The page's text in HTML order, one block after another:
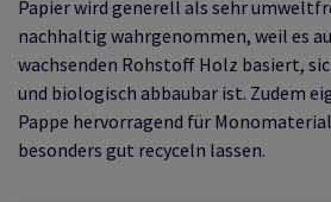
Papier wird generell als sehr
nachhaltig wahrgenommen, weil es
wachsenden Rohstoff Holz basiert,
und biologisch abbaubar ist. Zudem
Pappe hervorragend für
besonders gut recyceln lassen.